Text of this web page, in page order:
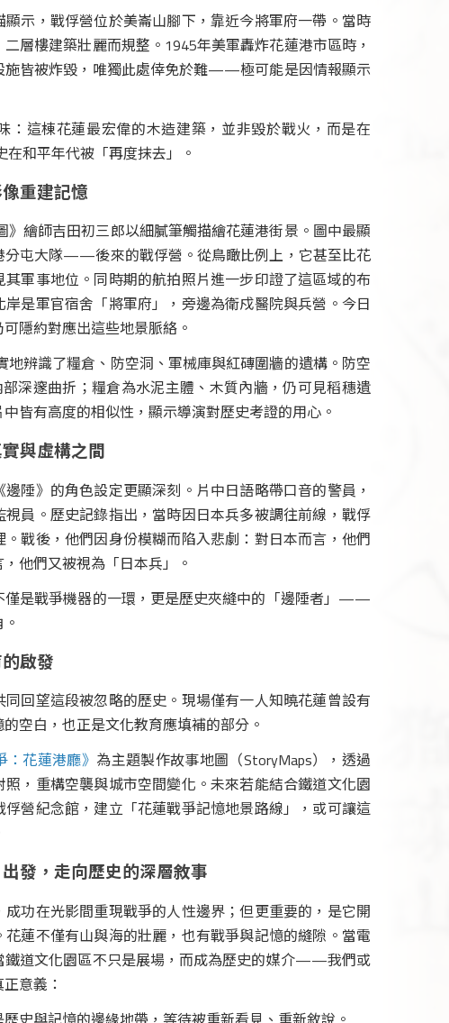
示，戰俘營位於美崙山腳下，靠近今將軍府一帶。當時
層樓建築壯麗而規整。1945年美軍轟炸花蓮港市區時，
施皆被炸毀，唯獨此處倖免於難——極可能是因情報顯示
：這棟花蓮最宏偉的木造建築，並非毀於戰火，而是在
和平年代被「再度抹去」。
重建記憶
》繪師吉田初三郎以細膩筆觸描繪花蓮港街景。圖中最顯
分屯大隊——後來的戰俘營。從鳥瞰比例上，它甚至比花
軍事地位。同時期的航拍照片進一步印證了這區域的布
是軍官宿舍「將軍府」，旁邊為衛戍醫院與兵營。今日
隱約對應出這些地景脈絡。
地辨識了糧倉、防空洞、軍械庫與紅磚圍牆的遺構。防空
深邃曲折；糧倉為水泥主體、木質內牆，仍可見稻穗遺
皆有高度的相似性，顯示導演對歷史考證的用心。
與虛構之間
陲》的角色設定更顯深刻。片中日語略帶口音的警員，
員。歷史記錄指出，當時因日本兵多被調往前線，戰俘
戰後，他們因身份模糊而陷入悲劇：對日本而言，他們
他們又被視為「日本兵」。
僅是戰爭機器的一環，更是歷史夾縫中的「邊陲者」——
啟發
回望這段被忽略的歷史。現場僅有一人知曉花蓮曾設有
空白，也正是文化教育應填補的部分。
：花蓮港廳》 為主題製作故事地圖（StoryMaps），透過
，重構空襲與城市空間變化。未來若能結合鐵道文化園
營紀念館，建立「花蓮戰爭記憶地景路線」，或可讓這
發，走向歷史的深層敘事
成功在光影間重現戰爭的人性邊界；但更重要的，是它開
蓮不僅有山與海的壯麗，也有戰爭與記憶的縫隙。當電
鐵道文化園區不只是展場，而成為歷史的媒介——我們或
意義：